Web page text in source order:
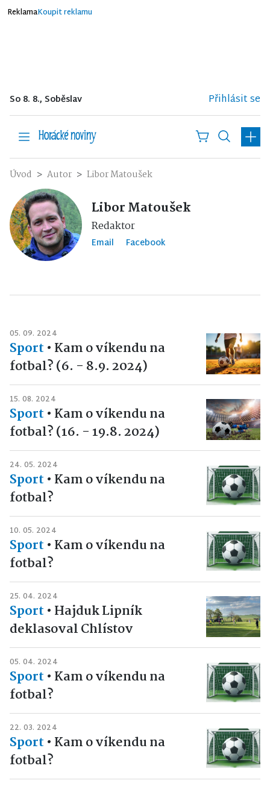
ReklamaKoupit reklamu
So 8. 8., Soběslav Přihlásit se
Úvod Autor Libor Matoušek
Libor Matoušek
Redaktor
Email Facebook
05. 09. 2024
Sport • Kam o víkendu na
fotbal? (6. - 8.9. 2024)
15. 08. 2024
Sport • Kam o víkendu na
fotbal? (16. - 19.8. 2024)
24. 05. 2024
Sport • Kam o víkendu na
fotbal?
10. 05. 2024
Sport • Kam o víkendu na
fotbal?
25. 04. 2024
Sport • Hajduk Lipník
deklasoval Chlístov
05. 04. 2024
Sport • Kam o víkendu na
fotbal?
22. 03. 2024
Sport • Kam o víkendu na
fotbal?